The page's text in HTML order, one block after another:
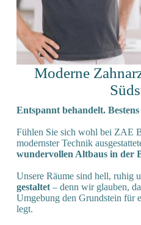
Moderne
Entspannt behandelt.
Fühlen Sie sich wohl bei ZAE
modernster Technik
wundervollen Altbaus in der
Unsere Räume sind hell, ruhig
gestaltet– denn wir glauben,
Umgebung den Grundstein für
legt.